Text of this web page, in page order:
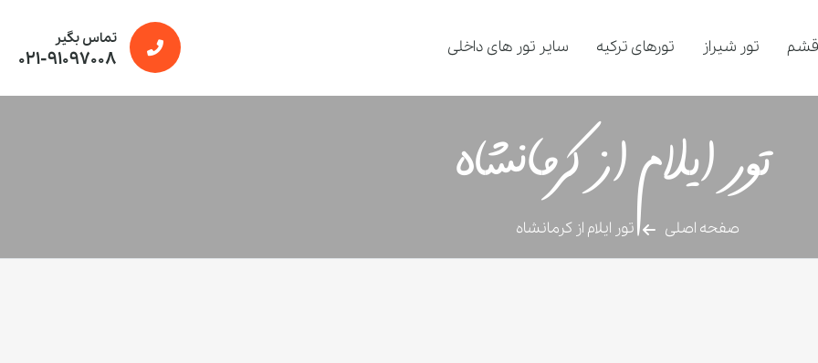
قشم تور شیراز تورهای ترکیه سایر تور های داخلی تماس بگیر
021-91097008
تور ایلام از کرمانشاه
صفحه اصلی تور ایلام از کرمانشاه